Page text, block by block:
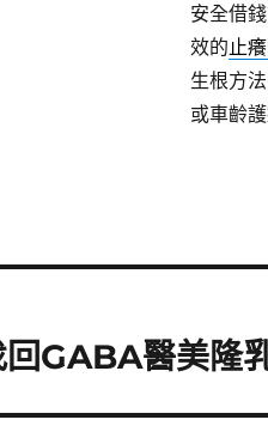
安全借
效的止
生根方
或車齡
回GABA醫美隆